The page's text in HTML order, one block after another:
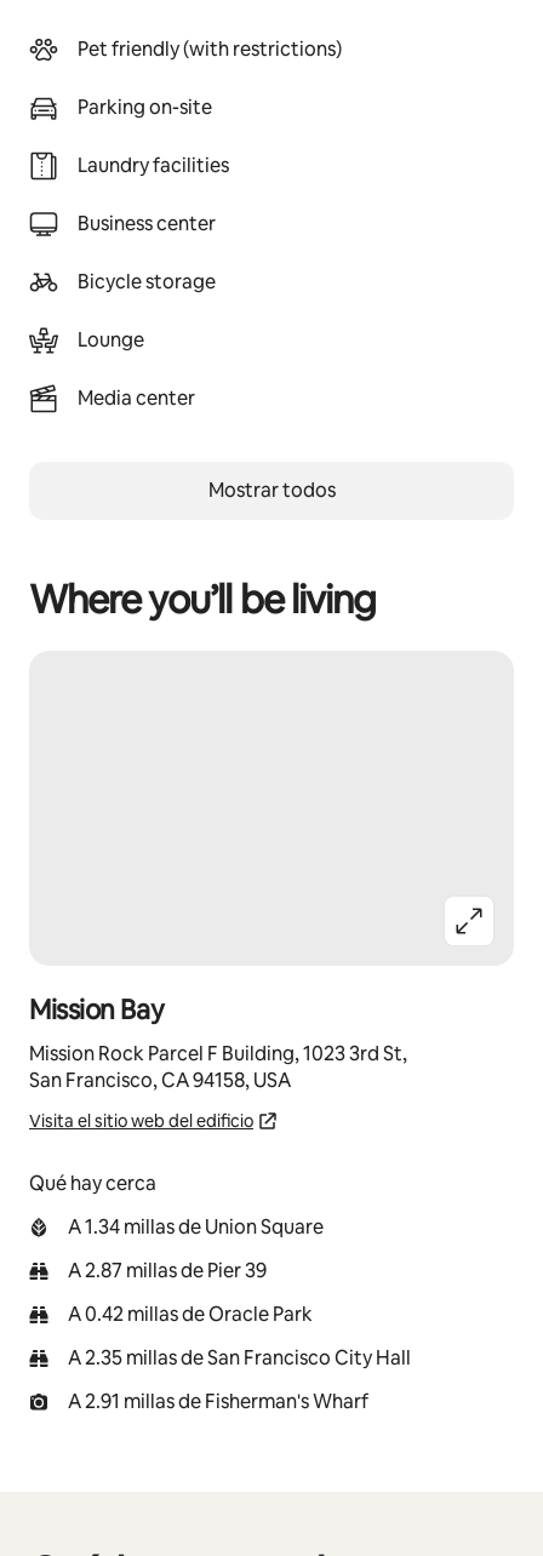
Pet friendly (with restrictions)
Parking on-site
Laundry facilities
Business center
Bicycle storage
Lounge
Media center
Mostrar todos
Where you’ll be living
Mission Bay
Mission Rock Parcel F Building, 1023 3rd St,
San Francisco, CA 94158, USA
Visita el sitio web del edificio
Qué hay cerca
A 1.34 millas de Union Square
A 2.87 millas de Pier 39
A 0.42 millas de Oracle Park
A 2.35 millas de San Francisco City Hall
A 2.91 millas de Fisherman's Wharf